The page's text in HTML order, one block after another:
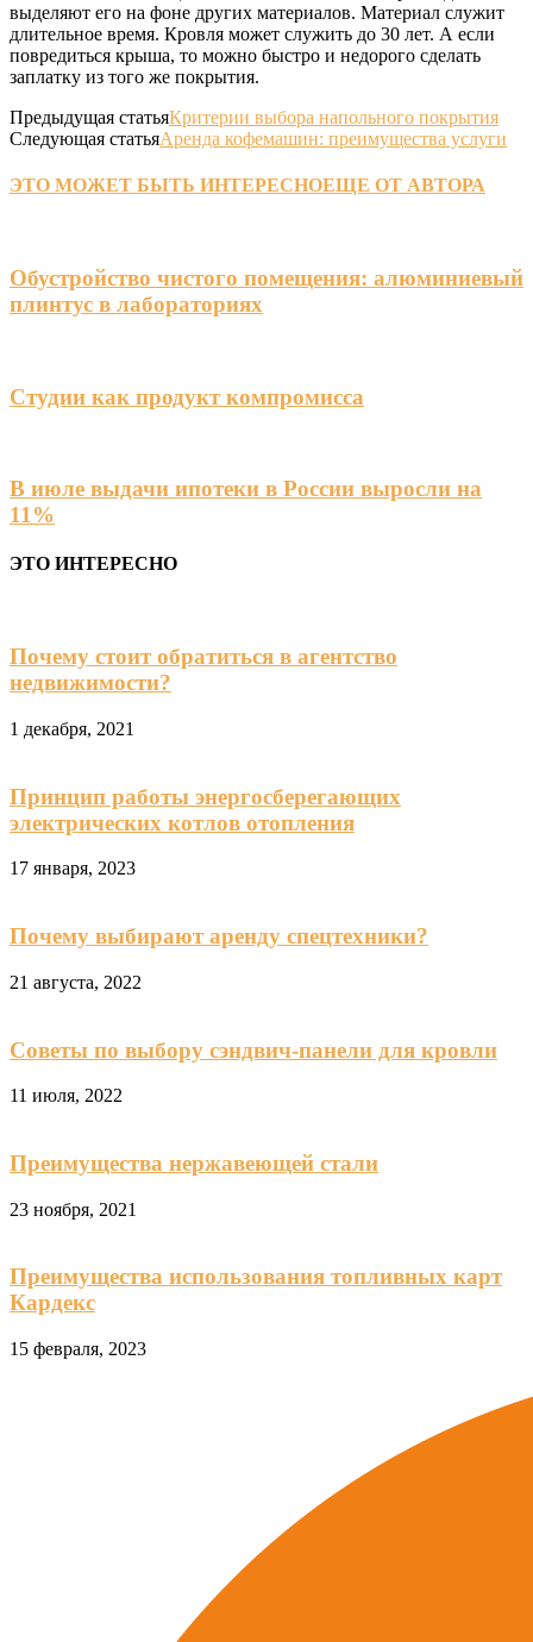
выделяют его на фоне других материалов. Материал служит
длительное время. Кровля может служить до 30 лет. А если
повредиться крыша, то можно быстро и недорого сделать
заплатку из того же покрытия.
Предыдущая статьяКритерии выбора напольного покрытия
Следующая статьяАренда кофемашин: преимущества услуги
ЭТО МОЖЕТ БЫТЬ ИНТЕРЕСНОЕЩЕ ОТ АВТОРА
Обустройство чистого помещения: алюминиевый
плинтус в лабораториях
Студии как продукт компромисса
В июле выдачи ипотеки в России выросли на
11%
ЭТО ИНТЕРЕСНО
Почему стоит обратиться в агентство
недвижимости?
1 декабря, 2021
Принцип работы энергосберегающих
электрических котлов отопления
17 января, 2023
Почему выбирают аренду спецтехники?
21 августа, 2022
Советы по выбору сэндвич-панели для кровли
11 июля, 2022
Преимущества нержавеющей стали
23 ноября, 2021
Преимущества использования топливных карт
Кардекс
15 февраля, 2023